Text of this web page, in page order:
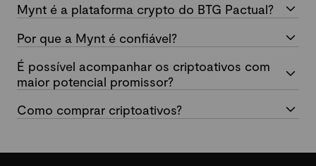
Mynt é a plataforma crypto do BTG Pactual?
Por que a Mynt é confiável?
É possível acompanhar os criptoativos com
maior potencial promissor?
Como comprar criptoativos?